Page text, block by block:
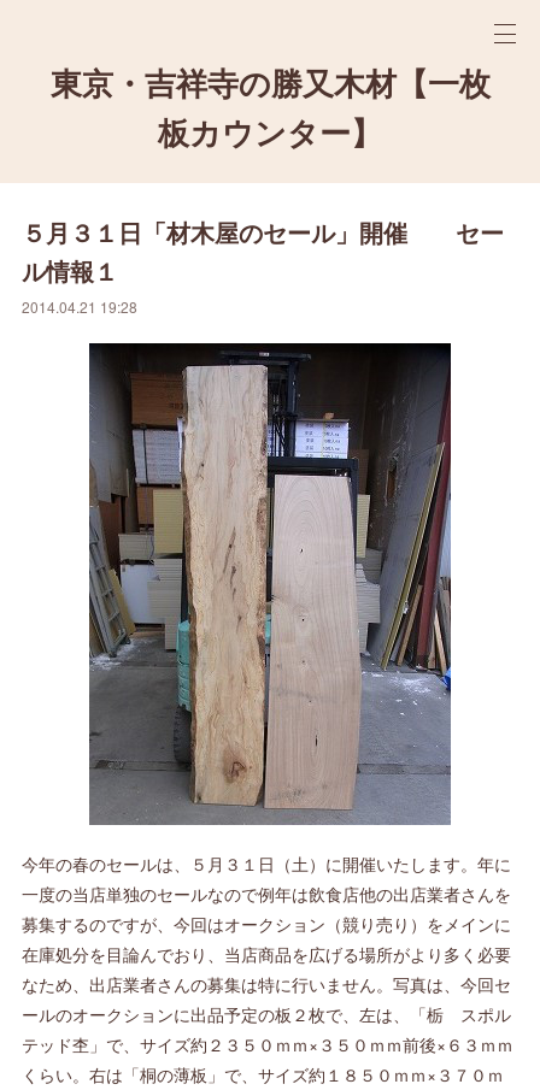
東京・吉祥寺の勝又木材【一枚
板カウンター】
５月３１日「材木屋のセール」開催 セー
ル情報１
2014.04.21 19:28
今年の春のセールは、５月３１日（土）に開催いたします。年に
一度の当店単独のセールなので例年は飲食店他の出店業者さんを
募集するのですが、今回はオークション（競り売り）をメインに
在庫処分を目論んでおり、当店商品を広げる場所がより多く必要
なため、出店業者さんの募集は特に行いません。写真は、今回セ
ールのオークションに出品予定の板２枚で、左は、「栃 スポル
テッド杢」で、サイズ約２３５０ｍｍ×３５０ｍｍ前後×６３ｍｍ
くらい。右は「桐の薄板」で、サイズ約１８５０ｍｍ×３７０ｍ